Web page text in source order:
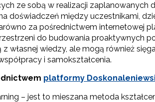
na odległość"
II"
ze sobą w realizacji zaplanowanych
doświadczeń między uczestnikami,
za pośrednictwem internetowej
do budowania proaktywnych
własnej wiedzy, ale mogą również
i samokształcenia.
platformy
– jest to mieszana metoda
informacjami